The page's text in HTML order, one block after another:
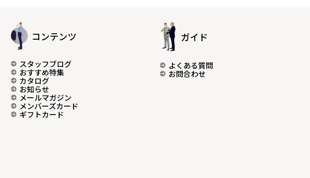
コンテンツ
スタッフブログ
おすすめ特集
カタログ
お知らせ
メールマガジン
メンバーズカード
ギフトカード
ガイド
よくある質問
お問合わせ